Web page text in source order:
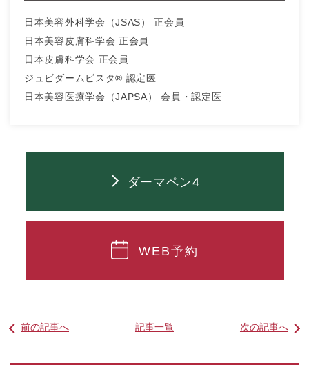
日本美容外科学会（JSAS） 正会員
日本美容皮膚科学会 正会員
日本皮膚科学会 正会員
ジュビダームビスタ® 認定医
日本美容医療学会（JAPSA） 会員・認定医
ダーマペン4
WEB予約
前の記事へ 記事一覧 次の記事へ